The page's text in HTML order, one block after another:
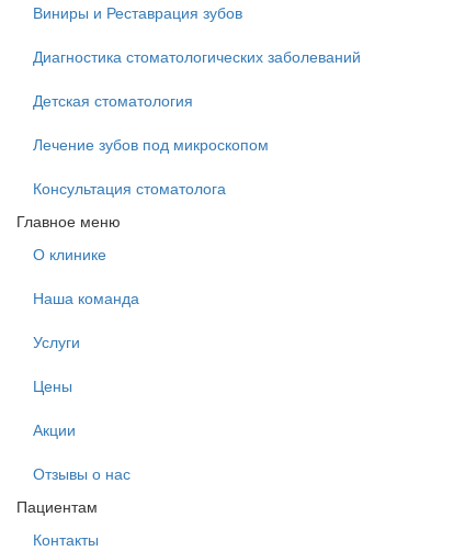
Виниры и Реставрация зубов
Диагностика стоматологических заболеваний
Детская стоматология
Лечение зубов под микроскопом
Консультация стоматолога
Главное меню
О клинике
Наша команда
Услуги
Цены
Акции
Отзывы о нас
Пациентам
Контакты